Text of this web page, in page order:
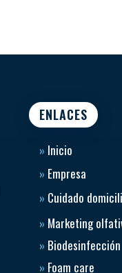
ENLACES
» Inicio
» Empresa
» Cuidado
» Marketing
» Biodesinfección
» Foam care